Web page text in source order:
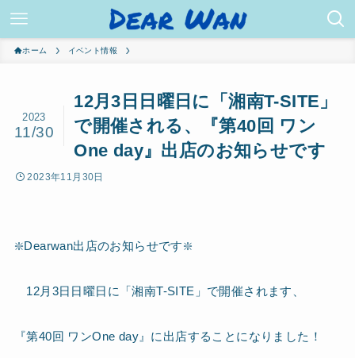
ホーム イベント情報
12月3日日曜日に「湘南T-SITE」
で開催される、『第40回 ワン
One day』出店のお知らせです
2023
11/30
2023年11月30日
❇️Dearwan出店のお知らせです❇️
12月3日日曜日に「湘南T-SITE」で開催されます、
『第40回 ワンOne day』に出店することになりました！